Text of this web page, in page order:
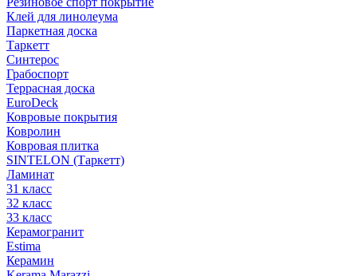
Клей для линолеума
Паркетная доска
Таркетт
Синтерос
Грабоспорт
Террасная доска
EuroDeck
Ковровые покрытия
Ковролин
Ковровая плитка
SINTELON (Таркетт)
Ламинат
31 класс
32 класс
33 класс
Керамогранит
Estima
Керамин